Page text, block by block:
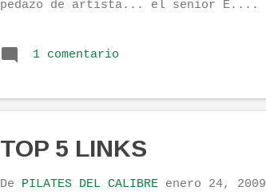
pedazo de artista... el senior E....
1 comentario
TOP 5 LINKS
De PILATES DEL CALIBRE enero 24, 2009